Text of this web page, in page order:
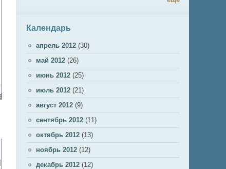
Календарь
апрель 2012 (30)
май 2012 (26)
июнь 2012 (25)
июль 2012 (21)
август 2012 (9)
сентябрь 2012 (11)
октябрь 2012 (13)
ноябрь 2012 (12)
декабрь 2012 (12)